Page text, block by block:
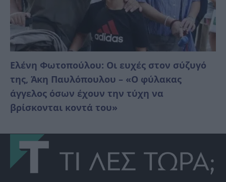
Ελένη Φωτοπούλου: Οι ευχές στον σύζυγό
της, Άκη Παυλόπουλου – «Ο φύλακας
άγγελος όσων έχουν την τύχη να
βρίσκονται κοντά του»